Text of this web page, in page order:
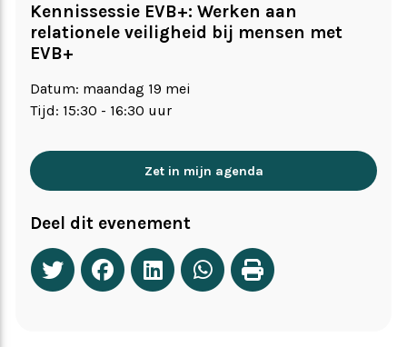
Kennissessie EVB+: Werken aan
relationele veiligheid bij mensen met
EVB+
Datum: maandag 19 mei
Tijd: 15:30 - 16:30 uur
Zet in mijn agenda
Deel dit evenement